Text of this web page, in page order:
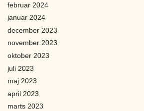
februar 2024
januar 2024
december 2023
november 2023
oktober 2023
juli 2023
maj 2023
april 2023
marts 2023